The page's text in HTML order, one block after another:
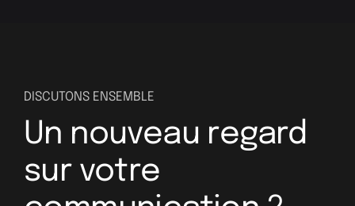
Un nouveau regard
sur votre